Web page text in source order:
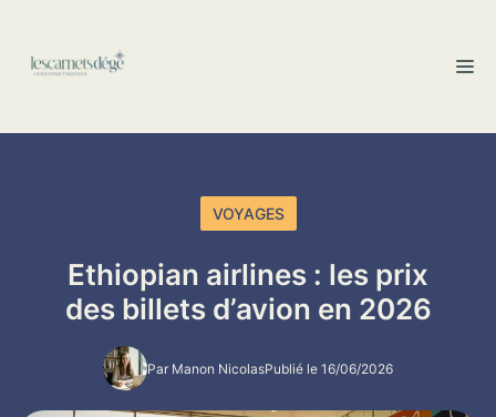
contenu
VOYAGES
Ethiopian airlines : les prix
des billets d’avion en 2026
Par Manon NicolasPublié le 16/06/2026